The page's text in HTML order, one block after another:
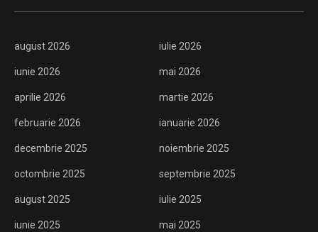
august 2026 iulie 2026
iunie 2026 mai 2026
aprilie 2026 martie 2026
februarie 2026 ianuarie 2026
decembrie 2025 noiembrie 2025
octombrie 2025 septembrie 2025
august 2025 iulie 2025
iunie 2025 mai 2025